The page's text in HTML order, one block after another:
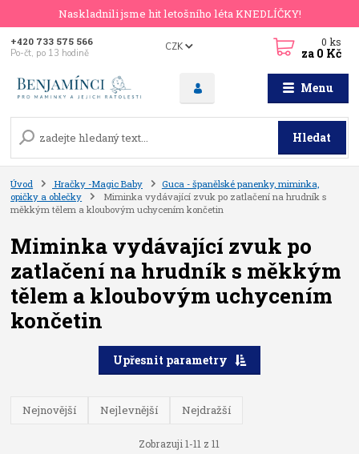
Naskladnili jsme hit letošního léta KNEDLÍČKY!
Menu
CZK
Hledat
+420 733 575 566
Po-čt, po 13 hodině
0ks
za 0 Kč
Úvod Hračky -Magic Baby
Guca - španělské panenky, miminka,
opičky a oblečky
Miminka vydávající zvuk po zatlačení na hrudník s
měkkým tělem a kloubovým uchycením končetin
Miminka vydávající zvuk po
zatlačení na hrudník s měkkým
tělem a kloubovým uchycením
končetin
Upřesnit parametry
Nejnovější Nejlevnější Nejdražší
Zobrazuji 1-11 z 11